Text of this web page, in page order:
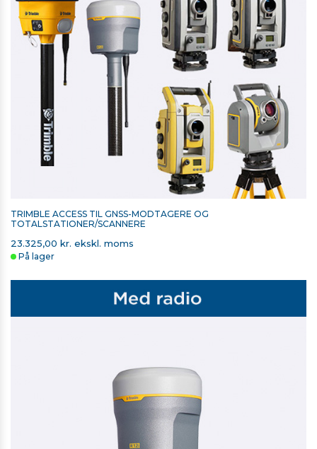
TRIMBLE BATTERI TIL T7 OG TSC7 CONTROLLERE
1.875,00 kr. ekskl. moms
På lager
TRIMBLE BESKYTTELSESGLAS TIL TSC7
638,00 kr. ekskl. moms
TRIMBLE ACCESS TIL GNSS-MODTAGERE OG
TOTALSTATIONER/SCANNERE
23.325,00 kr. ekskl. moms
På lager